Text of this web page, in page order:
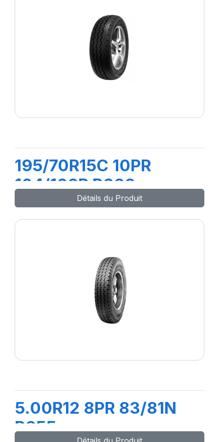
195/70R15C 10PR
104/102R R666
Détails du Produit
5.00R12 8PR 83/81N
R655